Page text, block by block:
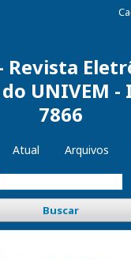
- Revista
UNIVEM -
7866
Atual Arquivos
Buscar